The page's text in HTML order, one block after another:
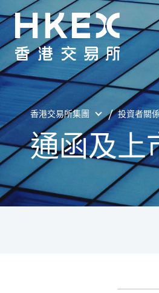
香港交易所集團 投資者關
通函及上